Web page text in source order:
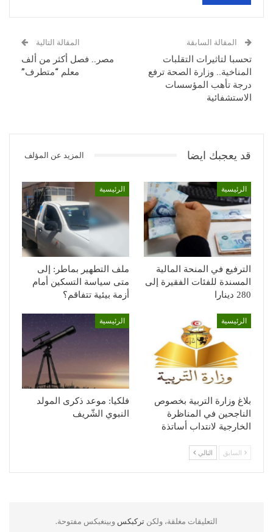
المقالة السابقة
تحسبا لتاثيرات التقلبات
المناخية.. وزارة الصحة ترفع
درجة تأهب المؤسسات
الاستشفائية
المقالة التالية
مصر.. فصل أكثر من ألف
معلم “متطرف”
قد يعجبك ايضا المزيد عن المؤلف
الرئيسية
الترفيع في المنحة المالية
المسندة للفئات الفقيرة إلى
280 دينارا
الرئيسية
ملف التطهير بماطر: إلى
متى سياسة التسكين أمام
أزمة بيئية تتفاقم؟
الرئيسية
بلاغ وزارة التربية بخصوص
الناجحين في المناظرة
الخارجية لانتداب أساتذة
الرئيسية
فلكيا: موعد ذكرى المولد
النبوي الشّريف
السابق التالي
التعليقات مغلقة، ولكن تركبكس وبينغبكس مفتوحة.